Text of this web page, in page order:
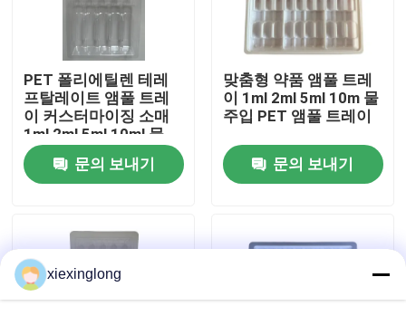
품질 관리
저희와 연락
사건
PET 폴리에틸렌 테레
프탈레이트 앰풀 트레
이 커스터마이징 소매
1ml 2ml 5ml 10ml 물
주입 앰풀 트레이 커스
터마이징문의 보내기
맞춤형 약품 앰풀 트레
이 1ml 2ml 5ml 10m 물
주입 PET 앰풀 트레이
문의 보내기
xiexinglong